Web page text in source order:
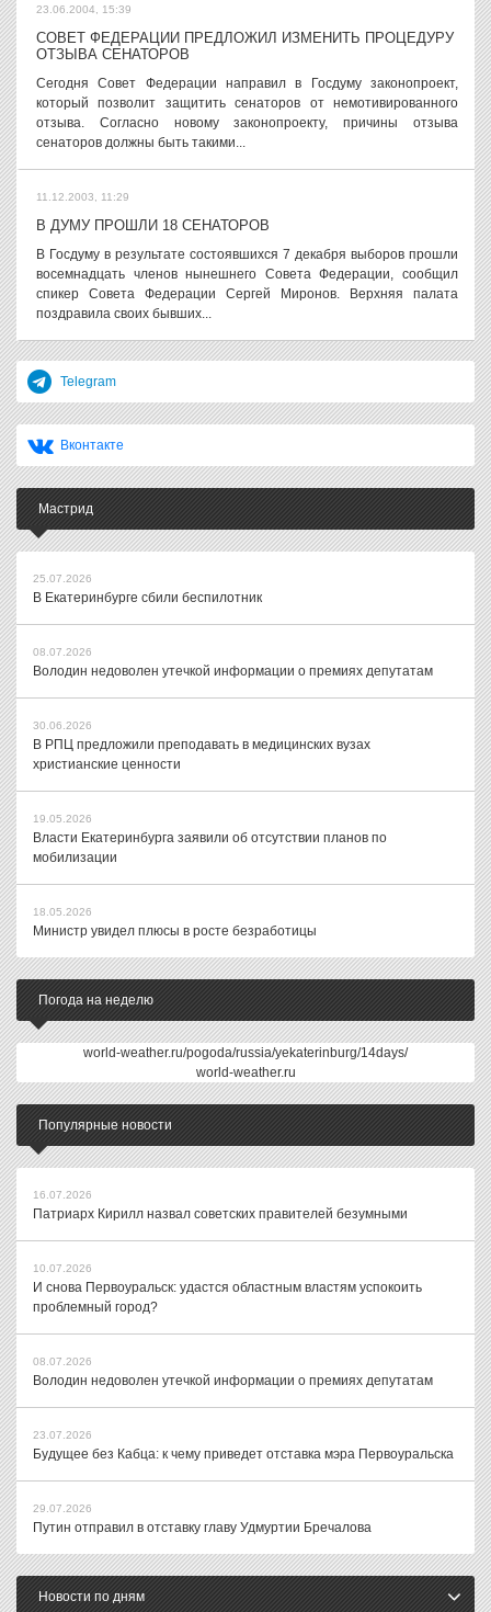
23.06.2004, 15:39
СОВЕТ ФЕДЕРАЦИИ ПРЕДЛОЖИЛ ИЗМЕНИТЬ ПРОЦЕДУРУ
ОТЗЫВА СЕНАТОРОВ
Сегодня Совет Федерации направил в Госдуму законопроект,
который позволит защитить сенаторов от немотивированного
отзыва. Согласно новому законопроекту, причины отзыва
сенаторов должны быть такими...
11.12.2003, 11:29
В ДУМУ ПРОШЛИ 18 СЕНАТОРОВ
В Госдуму в результате состоявшихся 7 декабря выборов прошли
восемнадцать членов нынешнего Совета Федерации, сообщил
спикер Совета Федерации Сергей Миронов. Верхняя палата
поздравила своих бывших...
Telegram
Вконтакте
Мастрид
25.07.2026
В Екатеринбурге сбили беспилотник
08.07.2026
Володин недоволен утечкой информации о премиях депутатам
30.06.2026
В РПЦ предложили преподавать в медицинских вузах
христианские ценности
19.05.2026
Власти Екатеринбурга заявили об отсутствии планов по
мобилизации
18.05.2026
Министр увидел плюсы в росте безработицы
Погода на неделю
world-weather.ru/pogoda/russia/yekaterinburg/14days/
world-weather.ru
Популярные новости
16.07.2026
Патриарх Кирилл назвал советских правителей безумными
10.07.2026
И снова Первоуральск: удастся областным властям успокоить
проблемный город?
08.07.2026
Володин недоволен утечкой информации о премиях депутатам
23.07.2026
Будущее без Кабца: к чему приведет отставка мэра Первоуральска
29.07.2026
Путин отправил в отставку главу Удмуртии Бречалова
Новости по дням